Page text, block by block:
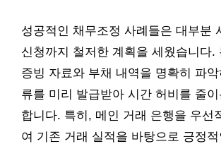
성공적인 채무조정 사례들은 대부분
신청까지 철저한 계획을 세웠습니다.
증빙 자료와 부채 내역을 명확히 파
류를 미리 발급받아 시간 허비를 줄
합니다. 특히, 메인 거래 은행을 우선
여 기존 거래 실적을 바탕으로 긍정